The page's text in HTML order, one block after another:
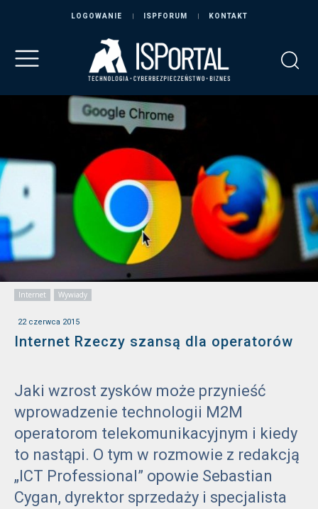
LOGOWANIE ISPFORUM KONTAKT
Internet Wywiady
22 czerwca 2015
Internet Rzeczy szansą dla operatorów
Jaki wzrost zysków może przynieść
wprowadzenie technologii M2M
operatorom telekomunikacyjnym i kiedy
to nastąpi. O tym w rozmowie z redakcją
„ICT Professional” opowie Sebastian
Cygan, dyrektor sprzedaży i specjalista